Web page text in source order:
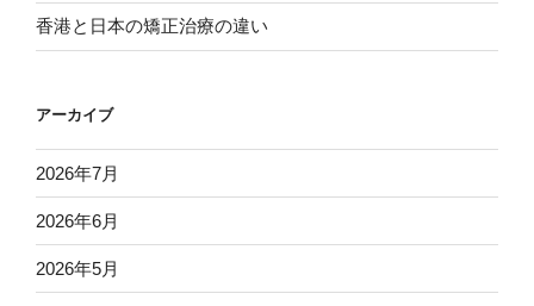
香港と日本の矯正治療の違い
アーカイブ
2026年7月
2026年6月
2026年5月